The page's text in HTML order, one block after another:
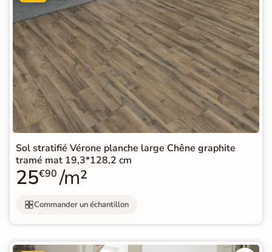
Sol stratifié Vérone planche large Chêne graphite
tramé mat 19,3*128,2 cm
25€90 /m²
Commander un échantillon